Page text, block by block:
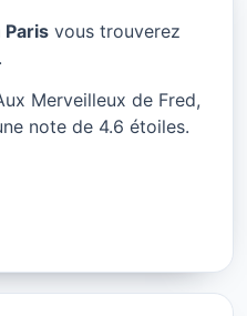
Paris vous trouverez
.
Merveilleux de Fred,
note de 4.6 étoiles.